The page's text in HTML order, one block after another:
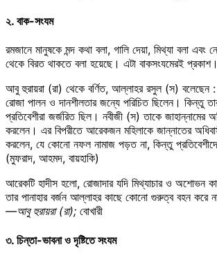
২. বাক-সংযম
রমজানে মানুষকে মন্দ কথা বলা, গালি দেয়া, মিথ্যা বলা
থেকে বিরত থাকতে বলা হয়েছে। এটা বাকসংযমেরই প্রকাশ।
আবু হুরায়রা (রা) থেকে বর্ণিত, আল্লাহর রসুল (স) বলেছেন
রোজা পালন ও দানশীলতার জন্যে পরিচিত ছিলেন। কিন্তু তার
প্রতিবেশীরা জর্জরিত ছিল। নবীজী (স) তাকে জাহান্নামের
করলেন। এর বিপরীতে আরেকজন মহিলাকে জান্নাতের
করলেন, যে কোনো নফল নামাজ পড়ত না, কিন্তু
(মুফরাদ, আহমদ, বায়হাকি)
আরেকটি হাদীস হলো, রোজাদার যদি মিথ্যাচার ও অশোভন
তার পানাহার বর্জন আল্লাহর কাছে কোনো গুরুত্ব বহন করে
—আবু হুরায়রা (রা); বোখারী
৩. চিন্তা-ভাবনা ও দৃষ্টিতে সংযম